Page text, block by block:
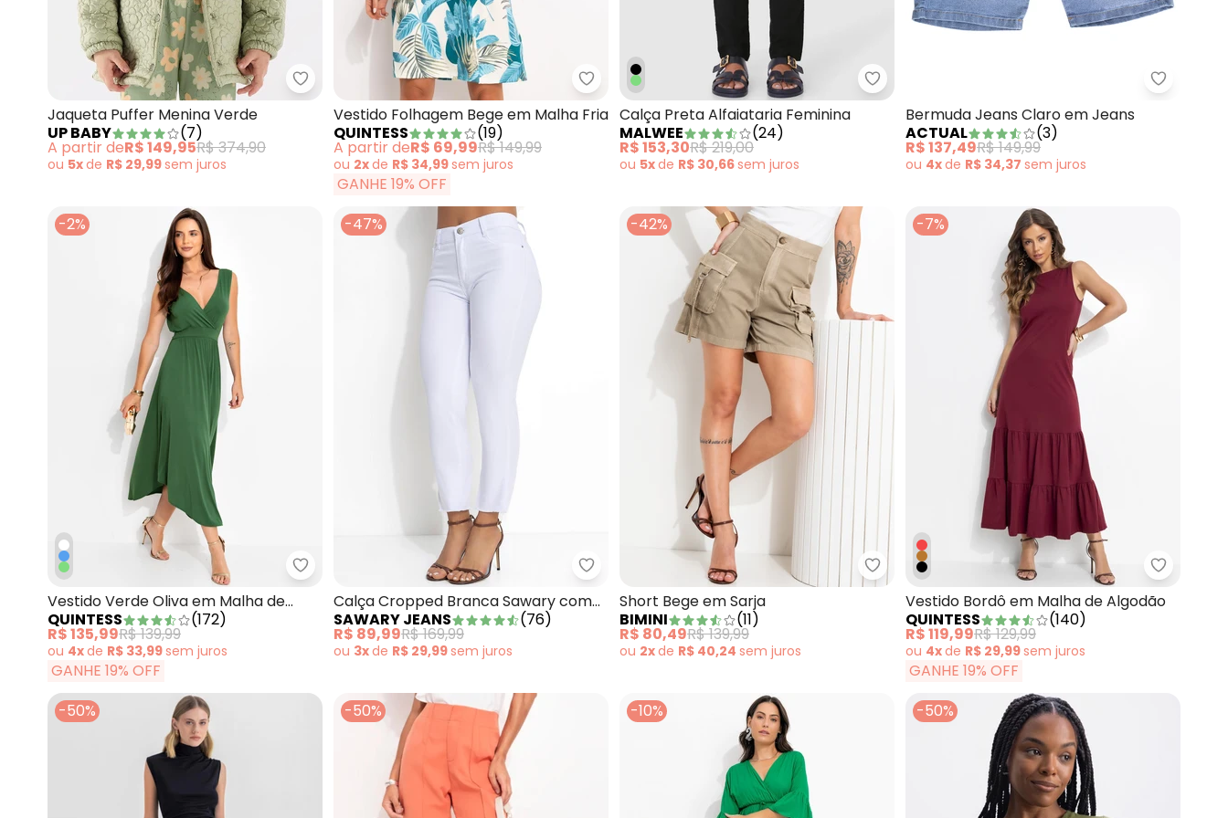
Up Baby - Jaqueta Puffer Menina Verde
Jaqueta Puffer Menina Verde
UP BABY
(7)
A partir deR$ 149,95R$ 374,90
ou 5xde R$ 29,99sem juros
Quintess - Vestido Folhagem Bege em Malha Fria
Vestido Folhagem Bege em Malha Fria
QUINTESS
(19)
A partir deR$ 69,99R$ 149,99
ou 2xde R$ 34,99sem juros
GANHE 19% OFF
Malwee - Calça Preta Alfaiataria Feminina
Calça Preta Alfaiataria Feminina
MALWEE
(24)
R$ 153,30R$ 219,00
ou 5xde R$ 30,66sem juros
Actual -
Bermuda Jeans Claro em Jeans
ACTUAL
(3)
R$ 137,49R$ 149,99
ou 4xde R$ 34,37 sem juros
-2%
Quintess - Vestido Verde Oliva em Malha de Viscose
Vestido Verde Oliva em Malha de
Viscose
QUINTESS (172)
R$ 135,99R$ 139,99
ou 4xde R$ 33,99sem juros
GANHE 19% OFF
-47%
Sawary Jeans - Calça Cropped Branca Sawary com Barra Desfiada
Calça Cropped Branca Sawary com
Barra Desfiada
SAWARY JEANS (76)
R$ 89,99R$ 169,99
ou 3xde R$ 29,99sem juros
-42%
Bimini - Short Bege em Sarja
Short Bege em Sarja
BIMINI
(11)
R$ 80,49R$ 139,99
ou 2xde R$ 40,24 sem juros
-7%
Quintess
Vestido Bordô em Malha de Algodão
QUINTESS
(140)
R$ 119,99R$ 129,99
ou 4xde R$ 29,99sem juros
GANHE 19% OFF
-50%
-50% -10% -50%